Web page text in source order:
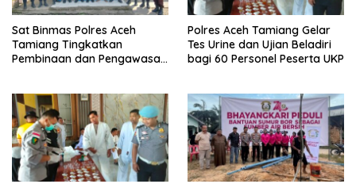
Sat Binmas Polres Aceh
Tamiang Tingkatkan
Pembinaan dan Pengawasan
Polres Aceh Tamiang Gelar
Tes Urine dan Ujian Beladiri
bagi 60 Personel Peserta UKP